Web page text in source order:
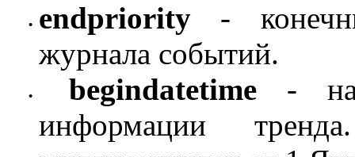
• endpriority -
журнала событий.
• begindatetime -
информации